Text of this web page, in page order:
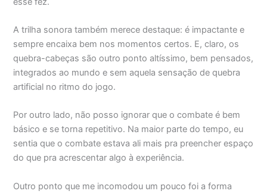
A trilha sonora também merece destaque: é impactante e
sempre encaixa bem nos momentos certos. E, claro, os
quebra-cabeças são outro ponto altíssimo, bem pensados,
integrados ao mundo e sem aquela sensação de quebra
artificial no ritmo do jogo.
Por outro lado, não posso ignorar que o combate é bem
básico e se torna repetitivo. Na maior parte do tempo, eu
sentia que o combate estava ali mais pra preencher espaço
do que pra acrescentar algo à experiência.
Outro ponto que me incomodou um pouco foi a forma